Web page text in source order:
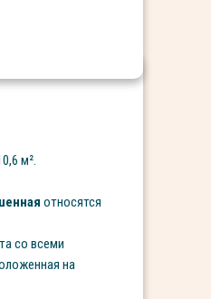
м².
относятся
со всеми
на